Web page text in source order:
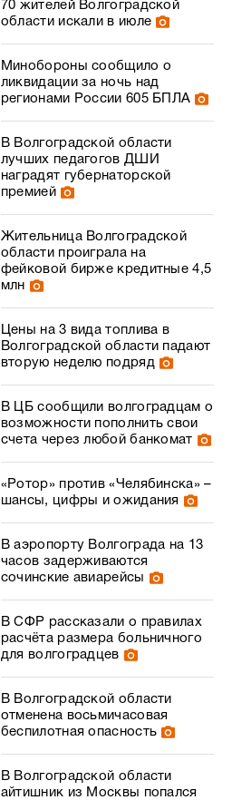
70 жителей Волгоградской
области искали в июле
Минобороны сообщило о
ликвидации за ночь над
регионами России 605 БПЛА
В Волгоградской области
лучших педагогов ДШИ
наградят губернаторской
премией
Жительница Волгоградской
области проиграла на
фейковой бирже кредитные 4,5
млн
Цены на 3 вида топлива в
Волгоградской области падают
вторую неделю подряд
В ЦБ сообщили волгоградцам о
возможности пополнить свои
счета через любой банкомат
«Ротор» против «Челябинска» –
шансы, цифры и ожидания
В аэропорту Волгограда на 13
часов задерживаются
сочинские авиарейсы
В СФР рассказали о правилах
расчёта размера больничного
для волгоградцев
В Волгоградской области
отменена восьмичасовая
беспилотная опасность
В Волгоградской области
айтишник из Москвы попался